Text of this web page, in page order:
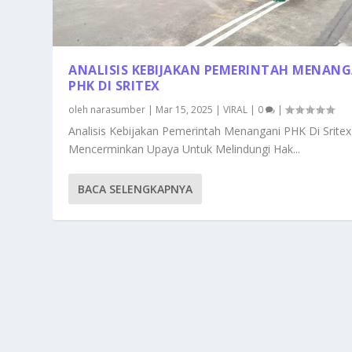
ANALISIS KEBIJAKAN PEMERINTAH
PHK DI SRITEX
oleh narasumber | Mar 15, 2025 |VIRAL | 0 |
Analisis Kebijakan Pemerintah Menangani PHK Di Sritex
Mencerminkan Upaya Untuk Melindungi Hak...
BACA SELENGKAPNYA